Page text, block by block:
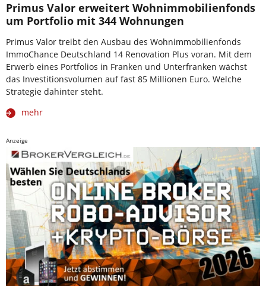
Primus Valor erweitert Wohnimmobilienfonds
um Portfolio mit 344 Wohnungen
Primus Valor treibt den Ausbau des Wohnimmobilienfonds
ImmoChance Deutschland 14 Renovation Plus voran. Mit dem
Erwerb eines Portfolios in Franken und Unterfranken wächst
das Investitionsvolumen auf fast 85 Millionen Euro. Welche
Strategie dahinter steht.
mehr
Anzeige